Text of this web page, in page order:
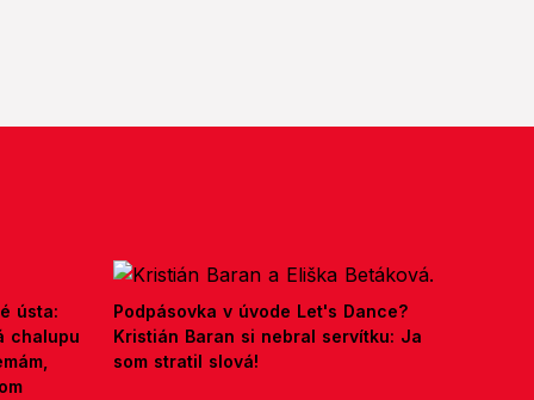
ústa:
chalupu
Podpásovka v úvode Let's Dance?
Kristián Baran si nebral servítku: Ja
som stratil slová!